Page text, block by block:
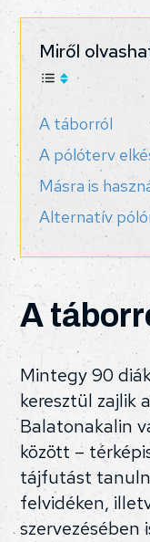
Miről
A táborról
A pólóterv
Másra is
Alternatív
A
Mintegy 90
keresztül zajlik
Balatonakalin
között –
tájfutást
felvidéken,
szervezésében